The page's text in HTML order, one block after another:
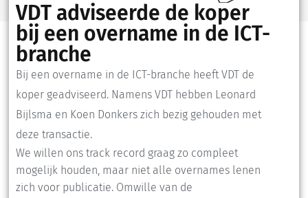
VDT adviseerde de koper
bij een overname in de ICT-
branche
Bij een overname in de ICT-branche heeft VDT de
koper geadviseerd. Namens VDT hebben Leonard
Bijlsma en Koen Donkers zich bezig gehouden met
deze transactie.
We willen ons track record graag zo compleet
mogelijk houden, maar niet alle overnames lenen
zich voor publicatie. Omwille van de